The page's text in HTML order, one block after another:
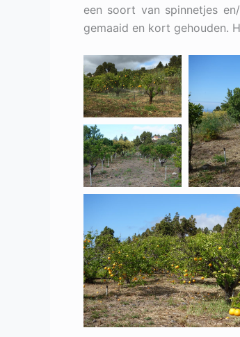
een soort van spinnetjes
gemaaid en kort gehouden.